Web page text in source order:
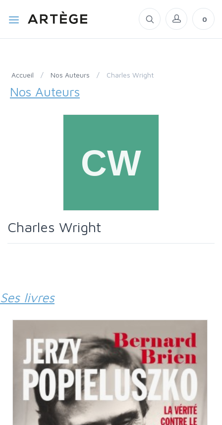
0
Accueil / Nos Auteurs / Charles Wright
Nos Auteurs
Charles Wright
Ses livres